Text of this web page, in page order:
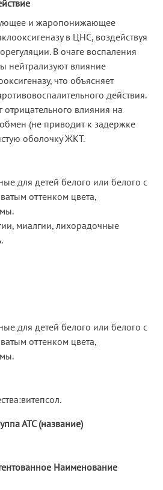
и жаропонижающее
в ЦНС, воздействуя
В очаге воспаления
нейтрализуют влияние
что объясняет
действия.
влияния на
(не приводит к задержке
оболочку ЖКТ.
для детей белого или белого с
оттенком цвета,
миалгии, лихорадочные
для детей белого или белого с
оттенком цвета,
АТС (название)
Наименование